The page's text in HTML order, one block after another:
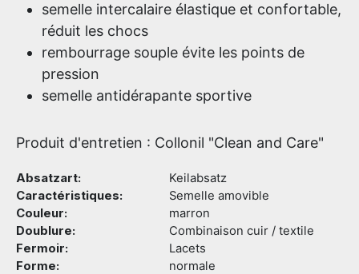
semelle intercalaire élastique et confortable,
réduit les chocs
rembourrage souple évite les points de
pression
semelle antidérapante sportive
Produit d'entretien : Collonil "Clean and Care"
Absatzart:
Keilabsatz
Caractéristiques:
Semelle amovible
Couleur:
marron
Doublure:
Combinaison cuir / textile
Fermoir:
Lacets
Forme:
normale